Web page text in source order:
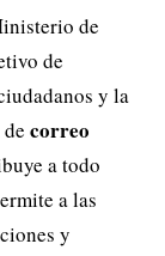
de
de
y la
correo
a todo
a las
y